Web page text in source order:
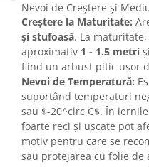
Nevoi de Creștere și
Creștere la Maturitate:
și stufoasă. La
aproximativ 1 - 1.5 metri
fiind un arbust pitic ușor
Nevoi de Temperatură:
suportând temperaturi
sau $-20^circ C$. În
foarte reci și uscate pot
motiv pentru care se
sau protejarea cu folie de